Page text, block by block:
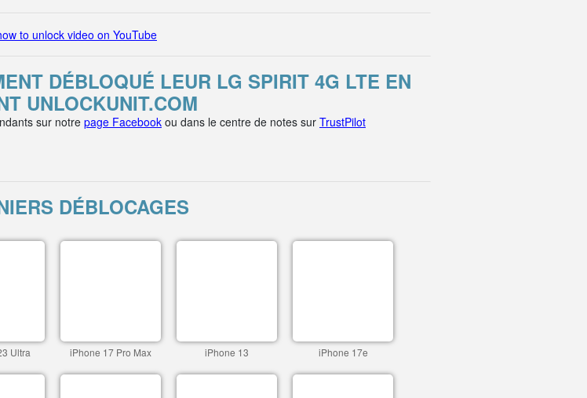
to unlock video on YouTube
DÉBLOQUÉ LEUR LG SPIRIT 4G LTE EN
UNLOCKUNIT.COM
sur notre page Facebook ou dans le centre de notes sur TrustPilot
DÉBLOCAGES
Ultra iPhone 17 Pro Max iPhone 13 iPhone 17e